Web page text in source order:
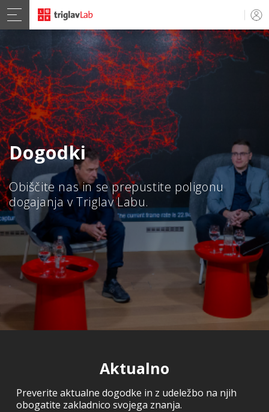
Dogodki
Obiščite nas in se prepustite poligonu
dogajanja v Triglav Labu.
Aktualno
Preverite aktualne dogodke in z udeležbo na njih
obogatite zakladnico svojega znanja.